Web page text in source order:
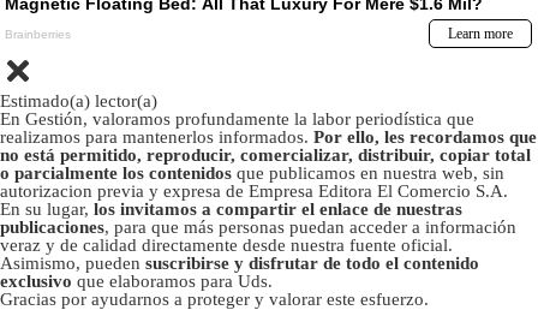
Estimado(a) lector(a)
En Gestión, valoramos profundamente la labor periodística que
realizamos para mantenerlos informados. Por ello, les recordamos que
no está permitido, reproducir, comercializar, distribuir, copiar total
o parcialmente los contenidos que publicamos en nuestra web, sin
autorizacion previa y expresa de Empresa Editora El Comercio S.A.
En su lugar, los invitamos a compartir el enlace de nuestras
publicaciones, para que más personas puedan acceder a información
veraz y de calidad directamente desde nuestra fuente oficial.
Asimismo, pueden suscribirse y disfrutar de todo el contenido
exclusivo que elaboramos para Uds.
Gracias por ayudarnos a proteger y valorar este esfuerzo.